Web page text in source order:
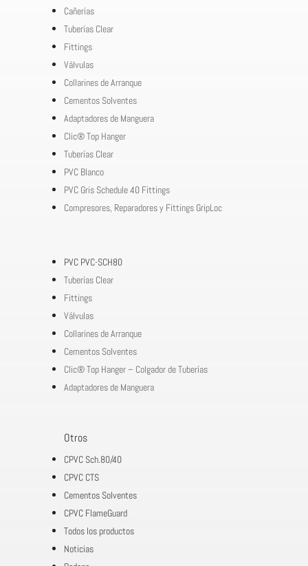
Cañerías
Tuberías Clear
Fittings
Válvulas
Collarines de Arranque
Cementos Solventes
Adaptadores de Manguera
Clic® Top Hanger
Tuberías Clear
PVC Blanco
PVC Gris Schedule 40 Fittings
Compresores, Reparadores y Fittings GripLoc
PVC PVC-SCH80
Tuberías Clear
Fittings
Válvulas
Collarines de Arranque
Cementos Solventes
Clic® Top Hanger – Colgador de Tuberías
Adaptadores de Manguera
Otros
CPVC Sch.80/40
CPVC CTS
Cementos Solventes
CPVC FlameGuard
Todos los productos
Noticias